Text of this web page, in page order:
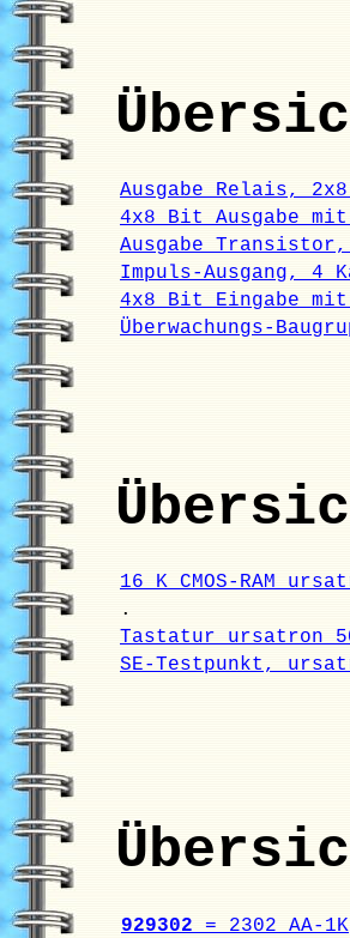
Ausgabe Relais,
4x8 Bit Ausgabe
Ausgabe
Impuls-Ausgang, 4
4x8 Bit Eingabe mit
Überwachungs-
16 K CMOS-RAM
.
Tastatur ursatron
SE-Testpunkt,
929302 = 2302 AA-1K